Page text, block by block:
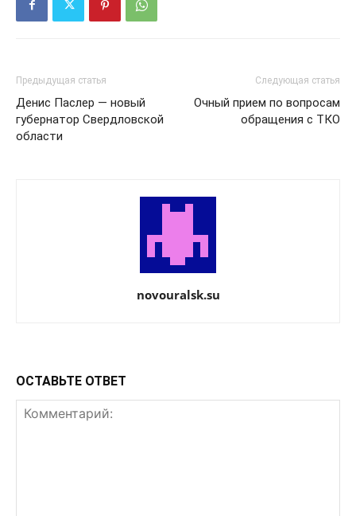
Предыдущая статья
Денис Паслер — новый
губернатор Свердловской
области
Следующая статья
Очный прием по вопросам
обращения с ТКО
novouralsk.su
ОСТАВЬТЕ ОТВЕТ